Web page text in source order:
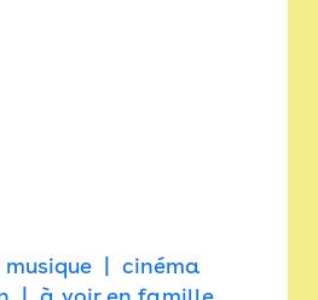
musique
cinéma